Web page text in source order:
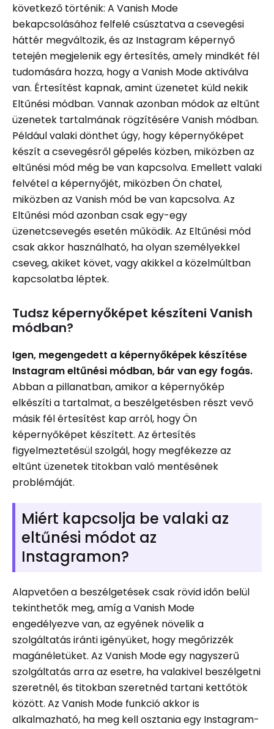
következő történik: A Vanish Mode
bekapcsolásához felfelé csúsztatva a csevegési
háttér megváltozik, és az Instagram képernyő
tetején megjelenik egy értesítés, amely mindkét fél
tudomására hozza, hogy a Vanish Mode aktiválva
van. Értesítést kapnak, amint üzenetet küld nekik
Eltűnési módban. Vannak azonban módok az eltűnt
üzenetek tartalmának rögzítésére Vanish módban.
Például valaki dönthet úgy, hogy képernyőképet
készít a csevegésről gépelés közben, miközben az
eltűnési mód még be van kapcsolva. Emellett valaki
felvétel a képernyőjét, miközben Ön chatel,
miközben az Vanish mód be van kapcsolva. Az
Eltűnési mód azonban csak egy-egy
üzenetcsevegés esetén működik. Az Eltűnési mód
csak akkor használható, ha olyan személyekkel
cseveg, akiket követ, vagy akikkel a közelmúltban
kapcsolatba léptek.
Tudsz képernyőképet készíteni Vanish
módban?
Igen, megengedett a képernyőképek készítése
Instagram eltűnési módban, bár van egy fogás.
Abban a pillanatban, amikor a képernyőkép
elkészíti a tartalmat, a beszélgetésben részt vevő
másik fél értesítést kap arról, hogy Ön
képernyőképet készített. Az értesítés
figyelmeztetésül szolgál, hogy megfékezze az
eltűnt üzenetek titokban való mentésének
problémáját.
Miért kapcsolja be valaki az
eltűnési módot az
Instagramon?
Alapvetően a beszélgetések csak rövid időn belül
tekinthetők meg, amíg a Vanish Mode
engedélyezve van, az egyének növelik a
szolgáltatás iránti igényüket, hogy megőrizzék
magánéletüket. Az Vanish Mode egy nagyszerű
szolgáltatás arra az esetre, ha valakivel beszélgetni
szeretnél, és titokban szeretnéd tartani kettőtök
között. Az Vanish Mode funkció akkor is
alkalmazható, ha meg kell osztania egy Instagram-